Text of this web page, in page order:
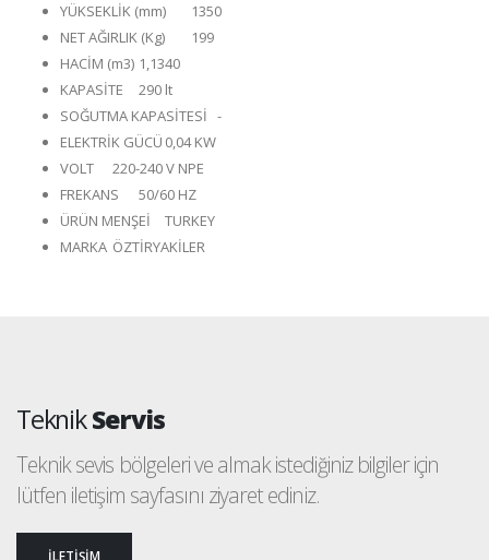
YÜKSEKLİK (mm)
1350
NET AĞIRLIK (Kg)
199
HACİM (m3) 1,1340
KAPASİTE
290 lt
SOĞUTMA KAPASİTESİ -
ELEKTRİK GÜCÜ 0,04 KW
VOLT
220-240 V NPE
FREKANS
50/60 HZ
ÜRÜN MENŞEİ
TURKEY
MARKA ÖZTİRYAKİLER
TeknikServis
Teknik sevis bölgeleri ve almak istediğiniz bilgiler için
lütfen iletişim sayfasını ziyaret ediniz.
İLETİŞİM